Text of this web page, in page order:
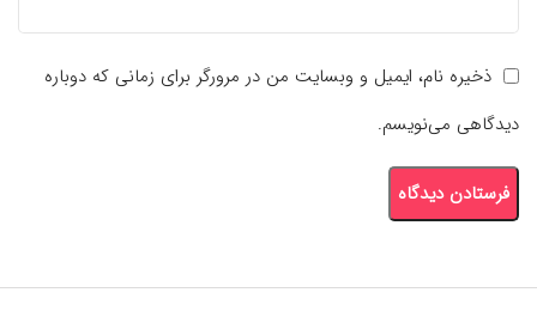
ذخیره نام، ایمیل و وبسایت من در مرورگر برای زمانی که دوباره
دیدگاهی می‌نویسم.